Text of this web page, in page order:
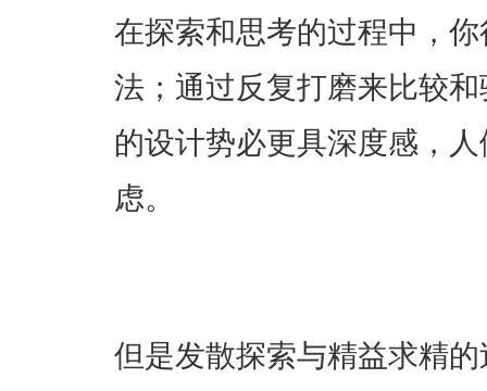
在探索和思考的过程中，
法；通过反复打磨来比较
的设计势必更具深度感，
虑。
但是发散探索与精益求精